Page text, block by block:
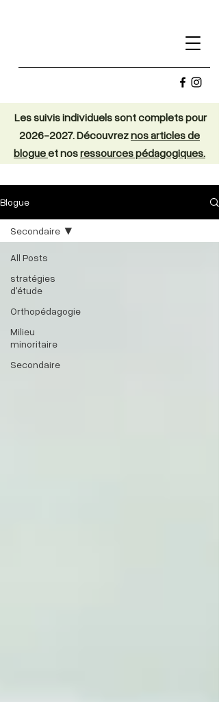
Les suivis individuels sont complets pour
2026-2027. Découvreznos articles de
blogueet nosressources pédagogiques.
Blogue
All Posts
stratégies
d'étude
Orthopédagogie
Milieu
minoritaire
Secondaire
Secondaire